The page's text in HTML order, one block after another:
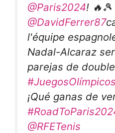
@Paris2024! 🔥🎾
@DavidFerrer87
l'équipe
Nadal-Alcaraz
parejas de
#JuegosOlímpicos
¡Qué ganas de
@RFETenis